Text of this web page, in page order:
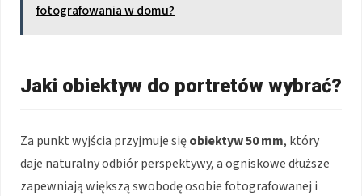
fotografowania w domu?
Jaki obiektyw do portretów wybrać?
Za punkt wyjścia przyjmuje sięobiektyw 50 mm, który
daje naturalny odbiór perspektywy, a ogniskowe dłuższe
zapewniają większą swobodę osobie fotografowanej i